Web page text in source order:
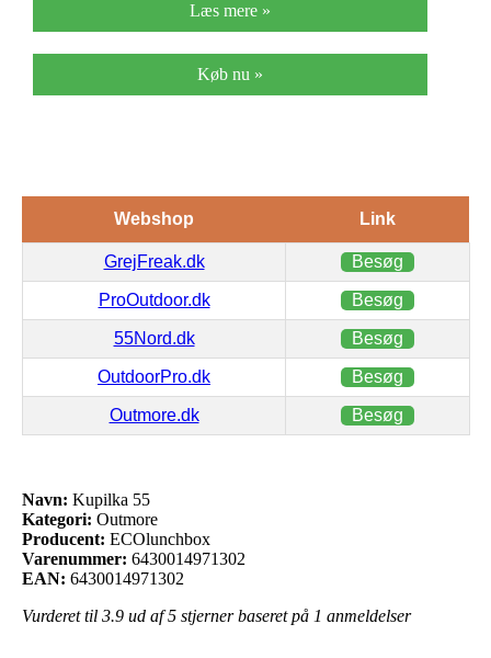
Læs mere »
Køb nu »
Webshop Link
GrejFreak.dk Besøg
ProOutdoor.dk Besøg
55Nord.dk Besøg
OutdoorPro.dk Besøg
Outmore.dk Besøg
Navn: Kupilka 55
Kategori: Outmore
Producent: ECOlunchbox
Varenummer: 6430014971302
EAN: 6430014971302
Vurderet til 3.9 ud af 5 stjerner baseret på 1 anmeldelser